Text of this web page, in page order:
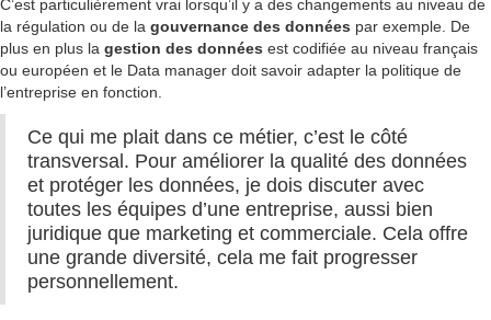
C’est particulièrement vrai lorsqu’il y a des changements au niveau de
la régulation ou de la gouvernance des données par exemple. De
plus en plus la gestion des données est codifiée au niveau français
ou européen et le Data manager doit savoir adapter la politique de
l’entreprise en fonction.
Ce qui me plait dans ce métier, c’est le côté
transversal. Pour améliorer la qualité des données
et protéger les données, je dois discuter avec
toutes les équipes d’une entreprise, aussi bien
juridique que marketing et commerciale. Cela offre
une grande diversité, cela me fait progresser
personnellement.